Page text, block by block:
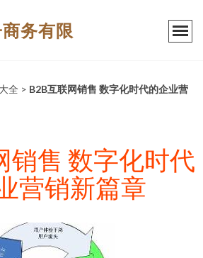
务有限
全 > B2B互联网销售 数字化时代的企业营
销售 数字化时代
营销新篇章